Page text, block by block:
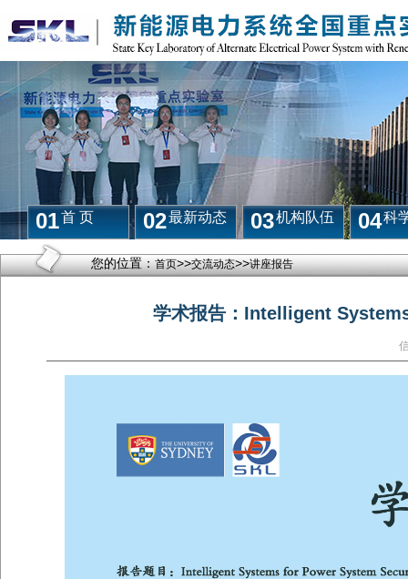
01首 页 02最新动态 03机构队伍 04科
您的位置：首页>>交流动态>>讲座报告
学术报告：Intelligent